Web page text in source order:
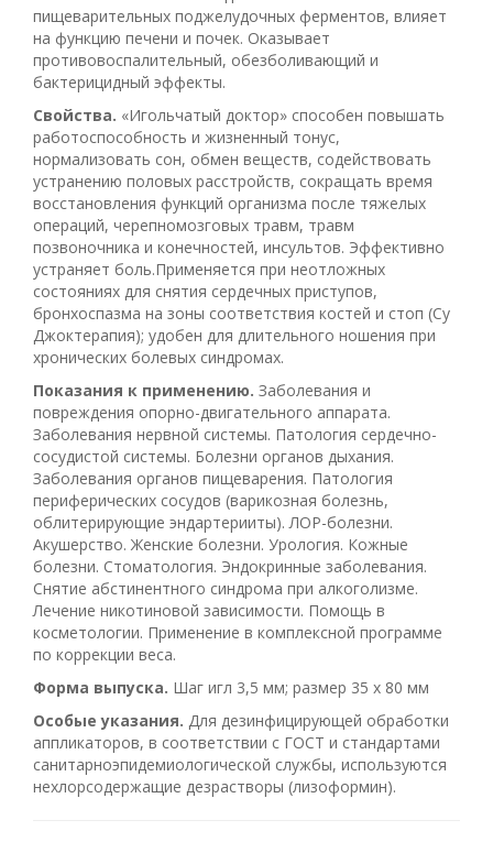
пищеварительных поджелудочных ферментов, влияет
на функцию печени и почек. Оказывает
противовоспалительный, обезболивающий и
бактерицидный эффекты.
Свойства. «Игольчатый доктор» способен повышать
работоспособность и жизненный тонус,
нормализовать сон, обмен веществ, содействовать
устранению половых расстройств, сокращать время
восстановления функций организма после тяжелых
операций, черепно­мозговых травм, травм
позвоночника и конечностей, инсультов. Эффективно
устраняет боль.Применяется при неотложных
состояниях для снятия сердечных приступов,
бронхоспазма на зоны соответствия костей и стоп (Су
Джок­терапия); удобен для длительного ношения при
хронических болевых синдромах.
Показания к применению. Заболевания и
повреждения опорно-двигательного аппарата.
Заболевания нервной системы. Патология сердечно-
сосудистой системы. Болезни органов дыхания.
Заболевания органов пищеварения. Патология
периферических сосудов (варикозная болезнь,
облитерирующие эндартерииты). ЛОР-болезни.
Акушерство. Женские болезни. Урология. Кожные
болезни. Стоматология. Эндокринные заболевания.
Снятие абстинентного синдрома при алкоголизме.
Лечение никотиновой зависимости. Помощь в
косметологии. Применение в комплексной программе
по коррекции веса.
Форма выпуска. Шаг игл 3,5 мм; размер 35 х 80 мм
Особые указания. Для дезинфицирующей обработки
аппликаторов, в соответствии с ГОСТ и стандартами
санитарно­эпидемиологической службы, используются
нехлорсодержащие дезрастворы (лизоформин).